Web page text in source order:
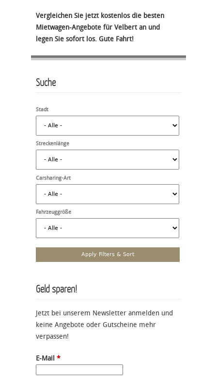
Vergleichen Sie jetzt kostenlos die besten
Mietwagen-Angebote für Velbert an und
legen Sie sofort los. Gute Fahrt!
Suche
Stadt
Streckenlänge
Carsharing-Art
Fahrzeuggröße
Geld sparen!
Jetzt bei unserem Newsletter anmelden und
keine Angebote oder Gutscheine mehr
verpassen!
E-Mail *